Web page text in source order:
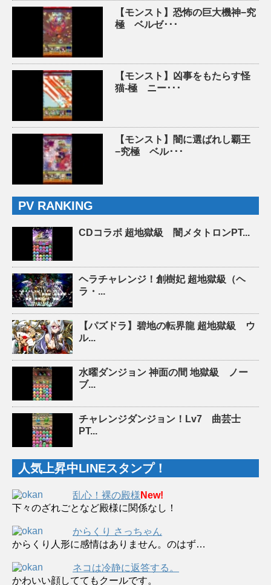
【モンスト】恐怖の巨大機神−究
極 ベルゼ･･･
【モンスト】凶事をもたらす怪
猫-極 ニー･･･
【モンスト】闇に選ばれし覇王
−究極 ベル･･･
PV RANKING
CDコラボ 超地獄級 闇メタトロンPT...
ヘラチャレンジ！創樹妃 超地獄級（ヘ
ラ・...
【パズドラ】碧地の転界龍 超地獄級 ウ
ル...
水曜ダンジョン 神面の間 地獄級 ノー
ブ...
チャレンジダンジョン！Lv7 曲芸士
PT...
人気上昇中LINEスタンプ！
乱心！裸の殿様 New!
下々のざれごとなど殿様に関係なし！
からくり さっちゃん
からくり人形に感情はありません。のはず…
ネコは冷静に返答する。
かわいい顔しててもクールです。